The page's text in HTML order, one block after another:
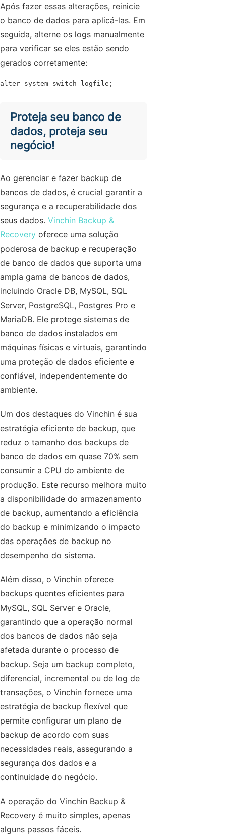
Após fazer essas alterações, reinicie
o banco de dados para aplicá-las. Em
seguida, alterne os logs manualmente
para verificar se eles estão sendo
gerados corretamente:
alter system switch logfile;
Proteja seu banco de
dados, proteja seu
negócio!
Ao gerenciar e fazer backup de
bancos de dados, é crucial garantir a
segurança e a recuperabilidade dos
seus dados. Vinchin Backup &
Recovery oferece uma solução
poderosa de backup e recuperação
de banco de dados que suporta uma
ampla gama de bancos de dados,
incluindo Oracle DB, MySQL, SQL
Server, PostgreSQL, Postgres Pro e
MariaDB. Ele protege sistemas de
banco de dados instalados em
máquinas físicas e virtuais, garantindo
uma proteção de dados eficiente e
confiável, independentemente do
ambiente.
Um dos destaques do Vinchin é sua
estratégia eficiente de backup, que
reduz o tamanho dos backups de
banco de dados em quase 70% sem
consumir a CPU do ambiente de
produção. Este recurso melhora muito
a disponibilidade do armazenamento
de backup, aumentando a eficiência
do backup e minimizando o impacto
das operações de backup no
desempenho do sistema.
Além disso, o Vinchin oferece
backups quentes eficientes para
MySQL, SQL Server e Oracle,
garantindo que a operação normal
dos bancos de dados não seja
afetada durante o processo de
backup. Seja um backup completo,
diferencial, incremental ou de log de
transações, o Vinchin fornece uma
estratégia de backup flexível que
permite configurar um plano de
backup de acordo com suas
necessidades reais, assegurando a
segurança dos dados e a
continuidade do negócio.
A operação do Vinchin Backup &
Recovery é muito simples, apenas
alguns passos fáceis.